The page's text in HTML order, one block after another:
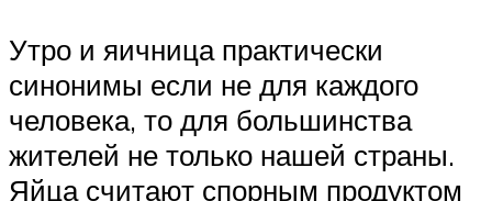
Утро и яичница практически
синонимы если не для каждого
человека, то для большинства
жителей не только нашей страны.
Яйца считают спорным продуктом